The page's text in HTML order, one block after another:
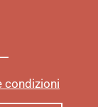
condizioni